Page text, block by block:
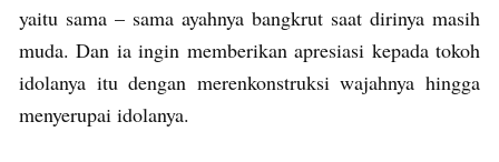
yaitu sama – sama ayahnya bangkrut saat dirinya masih
muda. Dan ia ingin memberikan apresiasi kepada tokoh
idolanya itu dengan merenkonstruksi wajahnya hingga
menyerupai idolanya.